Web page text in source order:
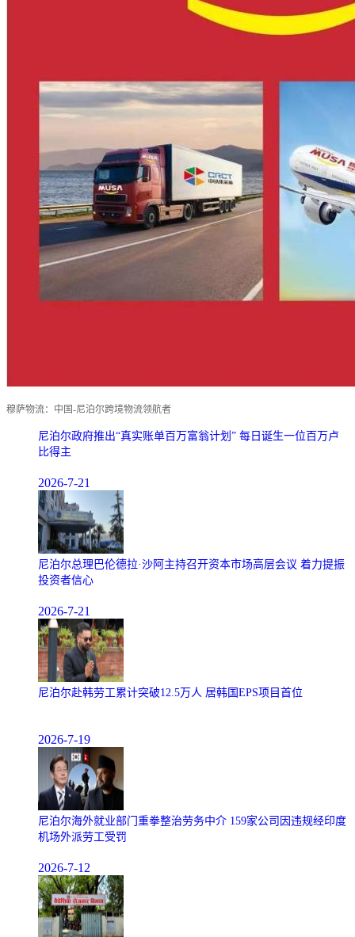
穆萨物流：中国-尼泊尔跨境物流领航者
尼泊尔政府推出“真实账单百万富翁计划” 每日诞生一位百万卢
比得主
2026-7-21
尼泊尔总理巴伦德拉·沙阿主持召开资本市场高层会议 着力提振
投资者信心
2026-7-21
尼泊尔赴韩劳工累计突破12.5万人 居韩国EPS项目首位
2026-7-19
尼泊尔海外就业部门重拳整治劳务中介 159家公司因违规经印度
机场外派劳工受罚
2026-7-12